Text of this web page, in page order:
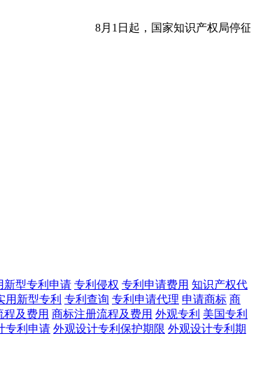
8月1日起，国家知识产权局停征
新型专利申请 专利侵权 专利申请费用 知识产权代
用新型专利 专利查询 专利申请代理 申请商标 商
程及费用 商标注册流程及费用 外观专利 美国专利
专利申请 外观设计专利保护期限 外观设计专利期